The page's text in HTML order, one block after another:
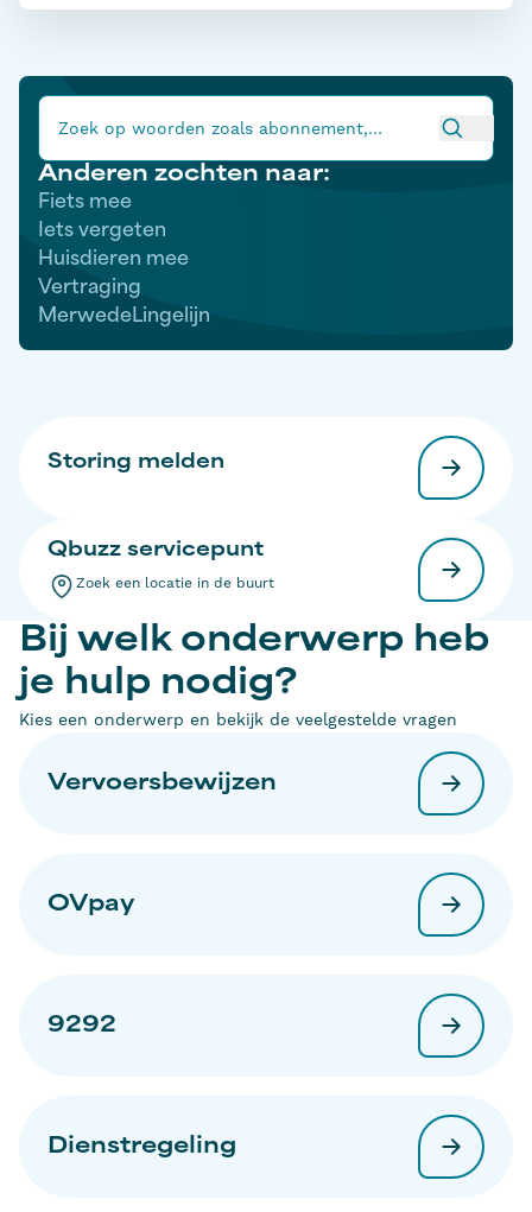
Anderen zochten naar:
Fiets mee
Iets vergeten
Huisdieren mee
Vertraging
MerwedeLingelijn
Storing melden
Qbuzz servicepunt
Zoek een locatie in de buurt
Bij welk onderwerp heb
je hulp nodig?
Kies een onderwerp en bekijk de veelgestelde vragen
Vervoersbewijzen
OVpay
9292
Dienstregeling